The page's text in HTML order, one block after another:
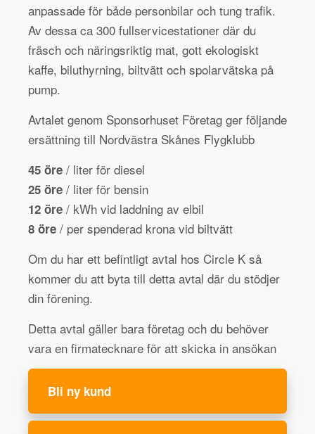
anpassade för både personbilar och tung trafik.
Av dessa ca 300 fullservicestationer där du
fräsch och näringsriktig mat, gott ekologiskt
kaffe, biluthyrning, biltvätt och spolarvätska på
pump.
Avtalet genom Sponsorhuset Företag ger följande
ersättning till Nordvästra Skånes Flygklubb
45 öre / liter för diesel
25 öre / liter för bensin
12 öre / kWh vid laddning av elbil
8 öre / per spenderad krona vid biltvätt
Om du har ett befintligt avtal hos Circle K så
kommer du att byta till detta avtal där du stödjer
din förening.
Detta avtal gäller bara företag och du behöver
vara en firmatecknare för att skicka in ansökan
Bli ny kund